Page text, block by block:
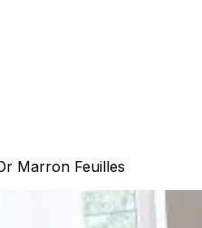
Marron Feuilles
sont utilisés pour suivre les
individuel et, par
sont des cookies qui sont en